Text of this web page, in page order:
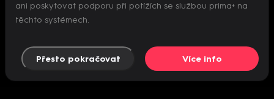
Nepodařilo se inicializovat přehrávač
ani poskytovat podporu při potížích se službou prima+ na
těchto systémech.
Přesto pokračovat Více info